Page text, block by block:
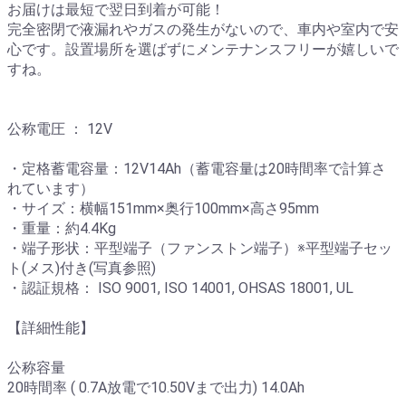
お届けは最短で翌日到着が可能！
完全密閉で液漏れやガスの発生がないので、車内や室内で安
心です。設置場所を選ばずにメンテナンスフリーが嬉しいで
すね。
公称電圧 ： 12V
・定格蓄電容量：12V14Ah（蓄電容量は20時間率で計算さ
れています）
・サイズ：横幅151mm×奥行100mm×高さ95mm
・重量：約4.4Kg
・端子形状：平型端子（ファンストン端子）※平型端子セッ
ト(メス)付き(写真参照)
・認証規格： ISO 9001, ISO 14001, OHSAS 18001, UL
【詳細性能】
公称容量
20時間率 ( 0.7A放電で10.50Vまで出力) 14.0Ah